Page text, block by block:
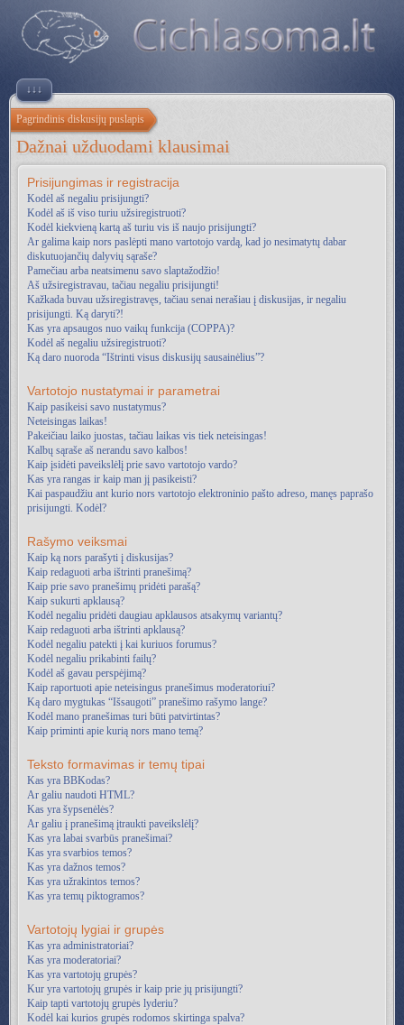
↓↓↓
Pagrindinis diskusijų puslapis
Dažnai užduodami klausimai
Prisijungimas ir registracija
Kodėl aš negaliu prisijungti?
Kodėl aš iš viso turiu užsiregistruoti?
Kodėl kiekvieną kartą aš turiu vis iš naujo prisijungti?
Ar galima kaip nors paslėpti mano vartotojo vardą, kad jo nesimatytų dabar
diskutuojančių dalyvių sąraše?
Pamečiau arba neatsimenu savo slaptažodžio!
Aš užsiregistravau, tačiau negaliu prisijungti!
Kažkada buvau užsiregistravęs, tačiau senai nerašiau į diskusijas, ir negaliu
prisijungti. Ką daryti?!
Kas yra apsaugos nuo vaikų funkcija (COPPA)?
Kodėl aš negaliu užsiregistruoti?
Ką daro nuoroda “Ištrinti visus diskusijų sausainėlius”?
Vartotojo nustatymai ir parametrai
Kaip pasikeisi savo nustatymus?
Neteisingas laikas!
Pakeičiau laiko juostas, tačiau laikas vis tiek neteisingas!
Kalbų sąraše aš nerandu savo kalbos!
Kaip įsidėti paveikslėlį prie savo vartotojo vardo?
Kas yra rangas ir kaip man jį pasikeisti?
Kai paspaudžiu ant kurio nors vartotojo elektroninio pašto adreso, manęs paprašo
prisijungti. Kodėl?
Rašymo veiksmai
Kaip ką nors parašyti į diskusijas?
Kaip redaguoti arba ištrinti pranešimą?
Kaip prie savo pranešimų pridėti parašą?
Kaip sukurti apklausą?
Kodėl negaliu pridėti daugiau apklausos atsakymų variantų?
Kaip redaguoti arba ištrinti apklausą?
Kodėl negaliu patekti į kai kuriuos forumus?
Kodėl negaliu prikabinti failų?
Kodėl aš gavau perspėjimą?
Kaip raportuoti apie neteisingus pranešimus moderatoriui?
Ką daro mygtukas “Išsaugoti” pranešimo rašymo lange?
Kodėl mano pranešimas turi būti patvirtintas?
Kaip priminti apie kurią nors mano temą?
Teksto formavimas ir temų tipai
Kas yra BBKodas?
Ar galiu naudoti HTML?
Kas yra šypsenėlės?
Ar galiu į pranešimą įtraukti paveikslėlį?
Kas yra labai svarbūs pranešimai?
Kas yra svarbios temos?
Kas yra dažnos temos?
Kas yra užrakintos temos?
Kas yra temų piktogramos?
Vartotojų lygiai ir grupės
Kas yra administratoriai?
Kas yra moderatoriai?
Kas yra vartotojų grupės?
Kur yra vartotojų grupės ir kaip prie jų prisijungti?
Kaip tapti vartotojų grupės lyderiu?
Kodėl kai kurios grupės rodomos skirtinga spalva?